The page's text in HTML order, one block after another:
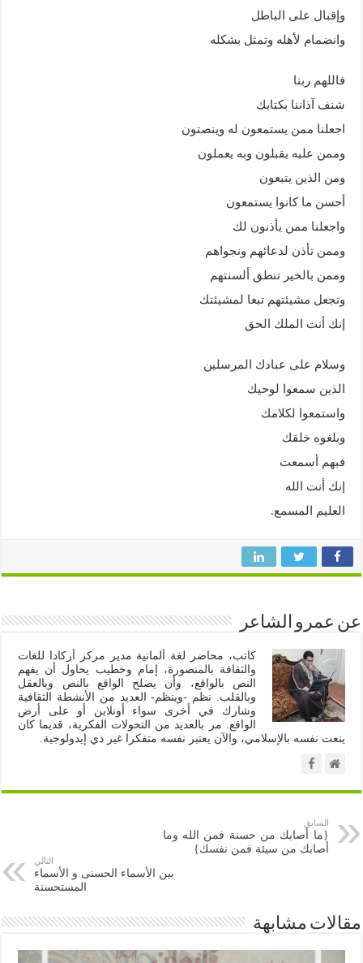
وإقبال على الباطل
وانضمام لأهله وتمثل بشكله
فاللهم ربنا
شنف آذاننا بكتابك
اجعلنا ممن يستمعون له وينصتون
وممن عليه يقبلون وبه يعملون
ومن الذين يتبعون
أحسن ما كانوا يستمعون
واجعلنا ممن يأذنون لك
وممن تأذن لدعائهم ونجواهم
وممن بالخير تنطق ألسنتهم
وتجعل مشيئتهم تبعا لمشيئتك
إنك أنت الملك الحق
وسلام على عبادك المرسلين
الذين سمعوا لوحيك
واستمعوا لكلامك
وبلغوه خلقك
فبهم أسمعت
إنك أنت الله
العليم المسمع.
عن عمرو الشاعر
كاتب، محاضر لغة ألمانية مدير مركز أركادا للغات
والثقافة بالمنصورة، إمام وخطيب يحاول أن يفهم
النص بالواقع، وأن يصلح الواقع بالنص وبالعقل
وبالقلب. نظم -وينظم- العديد من الأنشطة الثقافية
وشارك في أخرى سواء أونلاين أو على أرض
الواقع. مر بالعديد من التحولات الفكرية، قديما كان
ينعت نفسه بالإسلامي، والآن يعتبر نفسه متفكرا غير ذي إيدولوجية.
السابق
{ما أصابك من حسنة فمن الله وما
أصابك من سيئة فمن نفسك}
التالي
بين الأسماء الحسنى و الأسماء
المستحسنة
مقالات مشابهة